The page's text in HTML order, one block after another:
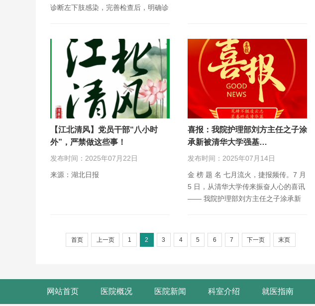
诊断左下肢感染，完善检查后，明确诊
【江北清风】党员干部“八小时
外”，严禁做这些事！
发布时间：2025年07月22日
来源：湖北日报
喜报：我院护理部刘方主任之子涂
承新被清华大学强基…
发布时间：2025年07月14日
金 榜 题 名 七月流火，捷报频传。7 月
5 日，从清华大学传来振奋人心的喜讯
—— 我院护理部刘方主任之子涂承新
首页 上一页 1 2 3 4 5 6 7 下一页 末页
网站首页 医院概况 医院新闻 科室介绍 就医指南